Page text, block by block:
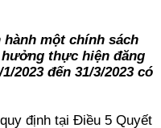
hành một chính sách
thực hiện đăng
2023 đến 31/3/2023 có
định tại Điều 5 Quyết